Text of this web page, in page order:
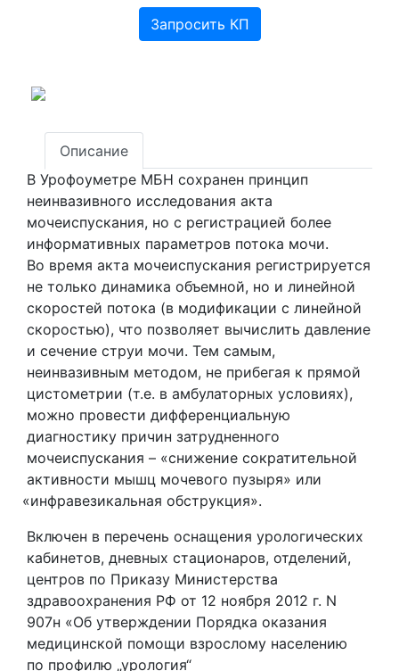
Запросить КП
Описание
В Урофоуметре МБН сохранен принцип
неинвазивного исследования акта
мочеиспускания, но с регистрацией более
информативных параметров потока мочи.
Во время акта мочеиспускания регистрируется
не только динамика объемной, но и линейной
скоростей потока (в модификации с линейной
скоростью), что позволяет вычислить давление
и сечение струи мочи. Тем самым,
неинвазивным методом, не прибегая к прямой
цистометрии (т.е. в амбулаторных условиях),
можно провести дифференциальную
диагностику причин затрудненного
мочеиспускания – «снижение сократительной
активности мышц мочевого пузыря» или
«инфравезикальная обструкция».
Включен в перечень оснащения урологических
кабинетов, дневных стационаров, отделений,
центров по Приказу Министерства
здравоохранения РФ от 12 ноября 2012 г. N
907н «Об утверждении Порядка оказания
медицинской помощи взрослому населению
по профилю „урология“